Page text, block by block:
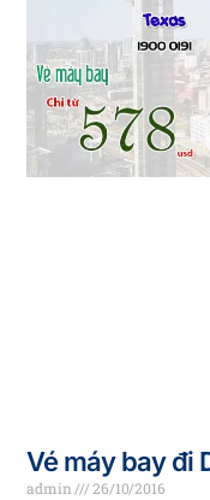
Vé máy bay đi
admin
26/10/2016